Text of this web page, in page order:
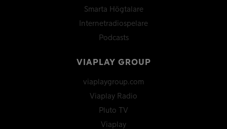
Smarta Högtalare
Internetradiospelare
Podcasts
VIAPLAY GROUP
viaplaygroup.com
Viaplay Radio
Pluto TV
Viaplay